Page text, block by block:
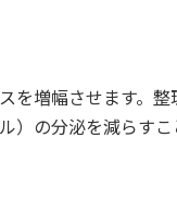
を増幅させます。
）の分泌を減らす